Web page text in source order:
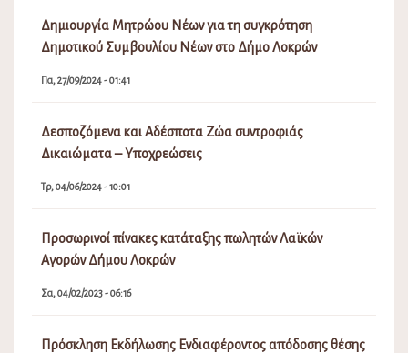
Δημιουργία Μητρώου Νέων για τη συγκρότηση
Δημοτικού Συμβουλίου Νέων στο Δήμο Λοκρών
Πα, 27/09/2024 - 01:41
Δεσποζόμενα και Αδέσποτα Ζώα συντροφιάς
Δικαιώματα – Υποχρεώσεις
Τρ, 04/06/2024 - 10:01
Προσωρινοί πίνακες κατάταξης πωλητών Λαϊκών
Αγορών Δήμου Λοκρών
Σα, 04/02/2023 - 06:16
Πρόσκληση Εκδήλωσης Ενδιαφέροντος απόδοσης θέσης